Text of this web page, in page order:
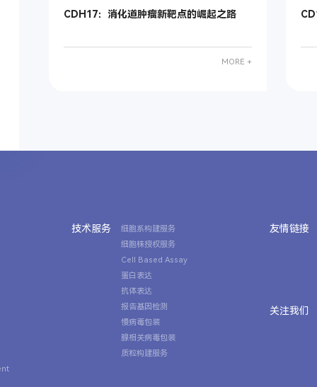
CDH17：消化道肿瘤新靶点的崛起之路
MORE +
技术服务
细胞系构建服务
细胞株授权服务
Cell Based Assay
蛋白表达
抗体表达
报告基因检测
慢病毒包装
腺相关病毒包装
质粒构建服务
友情链接
关注我们